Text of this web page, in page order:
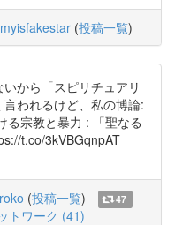
(投稿一覧)
から「スピリチュアリ
われるけど、私の博論:
る宗教と暴力 : 「聖なる
t.co/3kVBGqnpAT
(投稿一覧)
47
トワーク (41)